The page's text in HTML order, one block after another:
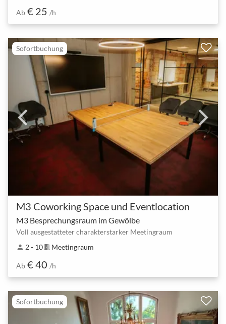
Ab € 25 /h
Sofortbuchung
M3 Coworking Space und Eventlocation
M3 Besprechungsraum im Gewölbe
Voll ausgestatteter charakterstarker Meetingraum
person 2 - 10meeting_room Meetingraum
Ab € 40 /h
Sofortbuchung